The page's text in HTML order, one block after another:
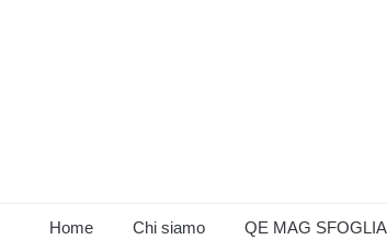
Home Chi siamo QE MAG